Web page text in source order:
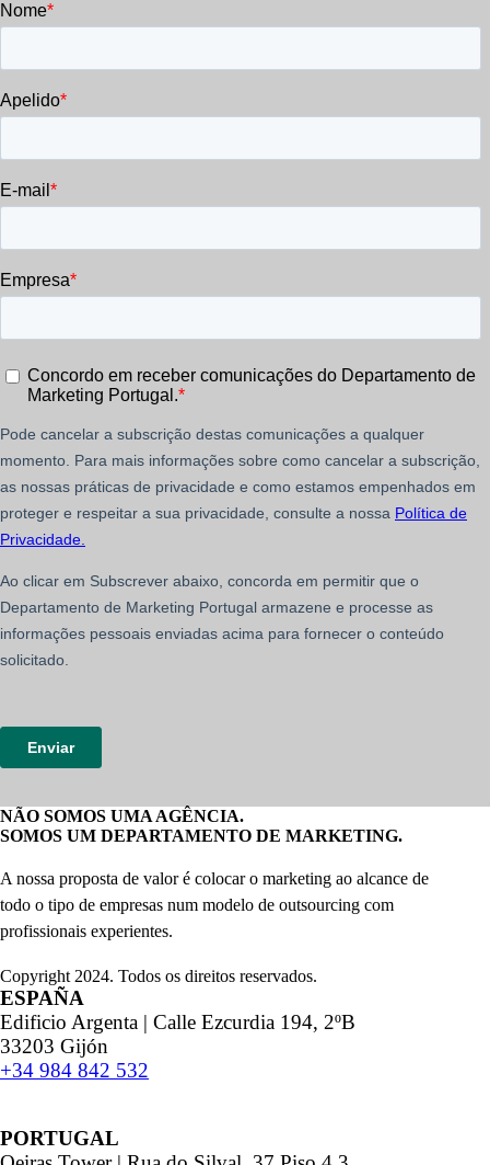
NÃO SOMOS UMA AGÊNCIA.
SOMOS UM DEPARTAMENTO DE MARKETING.
A nossa proposta de valor é colocar o marketing ao alcance de
todo o tipo de empresas num modelo de outsourcing com
profissionais experientes.
Copyright 2024. Todos os direitos reservados.
ESPAÑA
Edificio Argenta | Calle Ezcurdia 194, 2ºB
33203 Gijón
+34 984 842 532
PORTUGAL